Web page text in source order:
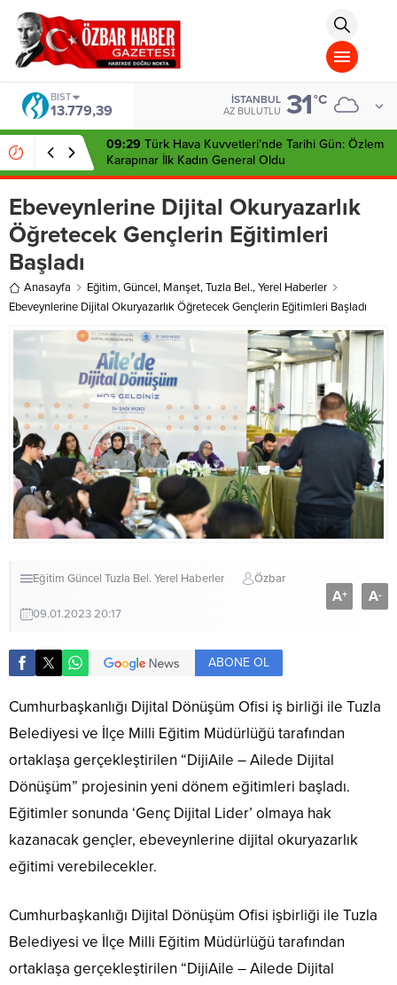
islami
chat
omegla
türk
sohbet
cinsel
sohbet
dini
chat
BIST
13.779,39
İSTANBUL
AZ BULUTLU 31°C
09:29 Türk Hava Kuvvetleri’nde Tarihi Gün: Özlem
Karapınar İlk Kadın General Oldu
Ebeveynlerine Dijital Okuryazarlık
Öğretecek Gençlerin Eğitimleri
Başladı
Anasayfa Eğitim,Güncel, Manşet,Tuzla Bel.,Yerel Haberler
Ebeveynlerine Dijital Okuryazarlık Öğretecek Gençlerin Eğitimleri Başladı
Eğitim Güncel Tuzla Bel. Yerel Haberler Özbar
09.01.2023 20:17
A+ A-
ABONE OL
Cumhurbaşkanlığı Dijital Dönüşüm Ofisi iş birliği ile Tuzla
Belediyesi ve İlçe Milli Eğitim Müdürlüğü tarafından
ortaklaşa gerçekleştirilen “DijiAile – Ailede Dijital
Dönüşüm” projesinin yeni dönem eğitimleri başladı.
Eğitimler sonunda ‘Genç Dijital Lider’ olmaya hak
kazanacak gençler, ebeveynlerine dijital okuryazarlık
eğitimi verebilecekler.
Cumhurbaşkanlığı Dijital Dönüşüm Ofisi işbirliği ile Tuzla
Belediyesi ve İlçe Milli Eğitim Müdürlüğü tarafından
ortaklaşa gerçekleştirilen “DijiAile – Ailede Dijital